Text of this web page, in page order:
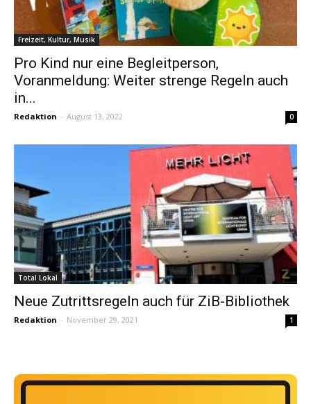
Freizeit, Kultur, Musik
Pro Kind nur eine Begleitperson,
Voranmeldung: Weiter strenge Regeln auch
in...
Redaktion - August 13, 2022 0
Total Lokal
Neue Zutrittsregeln auch für ZiB-Bibliothek
Redaktion - November 29, 2021 1